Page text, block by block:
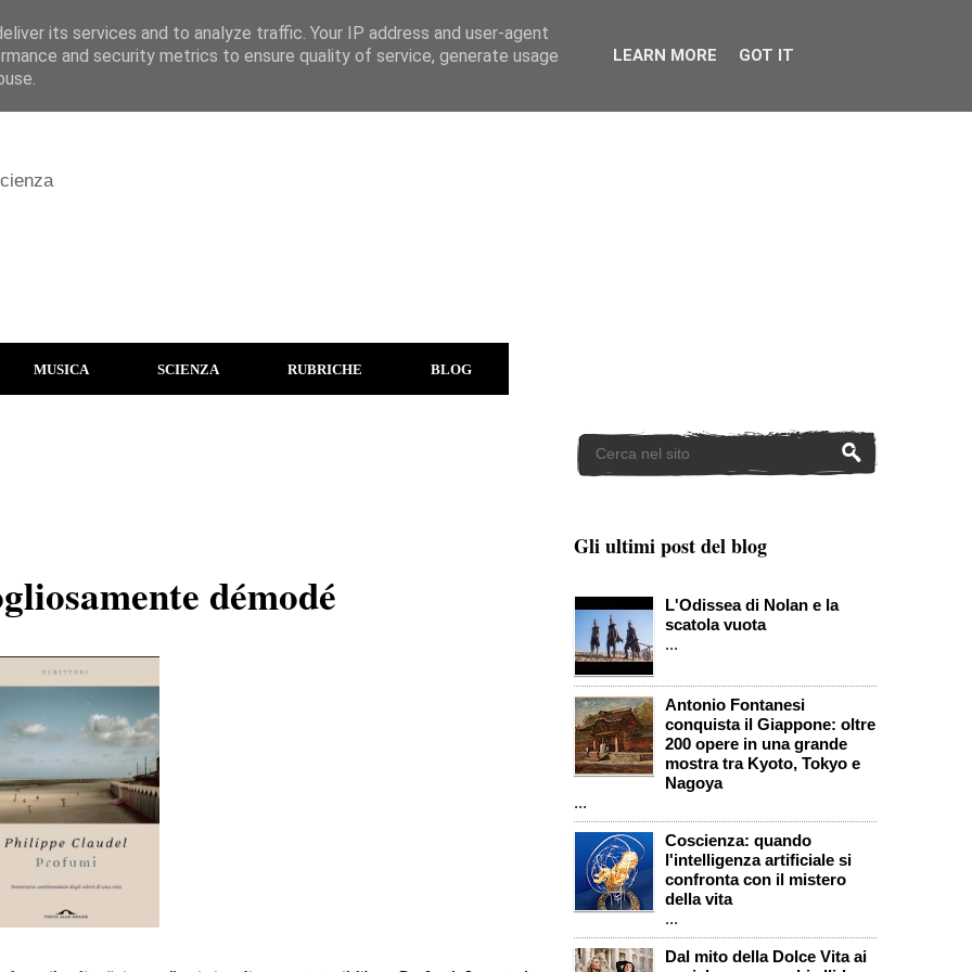
MUSICA SCIENZA RUBRICHE BLOG
démodé
Gli ultimi post del blog
L'Odissea di Nolan e la
scatola vuota
...
Antonio Fontanesi
conquista il Giappone: oltre
200 opere in una grande
mostra tra Kyoto, Tokyo e
Nagoya
...
Coscienza: quando
l'intelligenza artificiale si
confronta con il mistero
della vita
...
Dal mito della Dolce Vita ai
its services and to analyze traffic. Your IP address and user-agent
and security metrics to ensure quality of service, generate usage
LEARN MORE GOT IT